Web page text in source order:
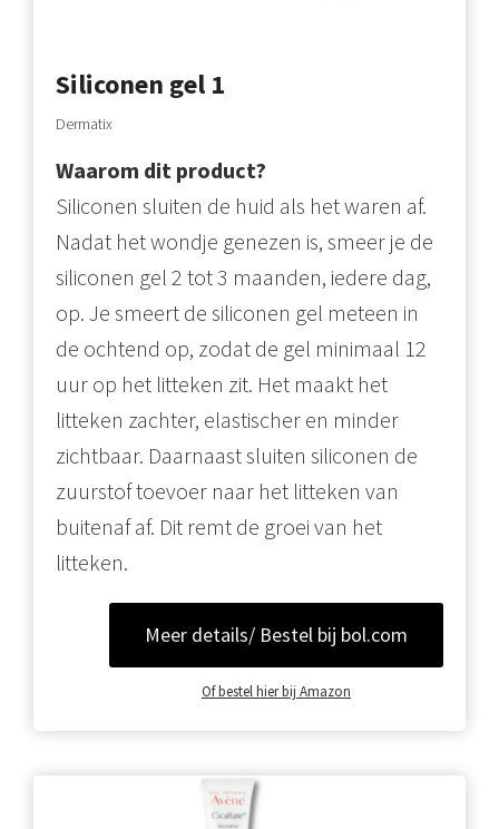
Siliconen gel 1
Dermatix
Waarom dit product?
Siliconen sluiten de huid als het waren af.
Nadat het wondje genezen is, smeer je de
siliconen gel 2 tot 3 maanden, iedere dag,
op. Je smeert de siliconen gel meteen in
de ochtend op, zodat de gel minimaal 12
uur op het litteken zit. Het maakt het
litteken zachter, elastischer en minder
zichtbaar. Daarnaast sluiten siliconen de
zuurstof toevoer naar het litteken van
buitenaf af. Dit remt de groei van het
litteken.
Meer details/ Bestel bij bol.com
Of bestel hier bij Amazon